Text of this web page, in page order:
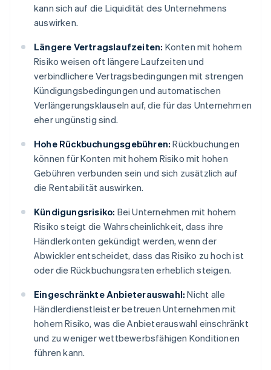
kann sich auf die Liquidität des Unternehmens
auswirken.
Längere Vertragslaufzeiten: Konten mit hohem
Risiko weisen oft längere Laufzeiten und
verbindlichere Vertragsbedingungen mit strengen
Kündigungsbedingungen und automatischen
Verlängerungsklauseln auf, die für das Unternehmen
eher ungünstig sind.
Hohe Rückbuchungsgebühren: Rückbuchungen
können für Konten mit hohem Risiko mit hohen
Gebühren verbunden sein und sich zusätzlich auf
die Rentabilität auswirken.
Kündigungsrisiko: Bei Unternehmen mit hohem
Risiko steigt die Wahrscheinlichkeit, dass ihre
Händlerkonten gekündigt werden, wenn der
Abwickler entscheidet, dass das Risiko zu hoch ist
oder die Rückbuchungsraten erheblich steigen.
Eingeschränkte Anbieterauswahl: Nicht alle
Händlerdienstleister betreuen Unternehmen mit
hohem Risiko, was die Anbieterauswahl einschränkt
und zu weniger wettbewerbsfähigen Konditionen
führen kann.